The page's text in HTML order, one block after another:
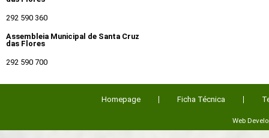
292 590 360
Assembleia Municipal de Santa Cruz
das Flores
292 590 700
Homepage Ficha Técnica
Web